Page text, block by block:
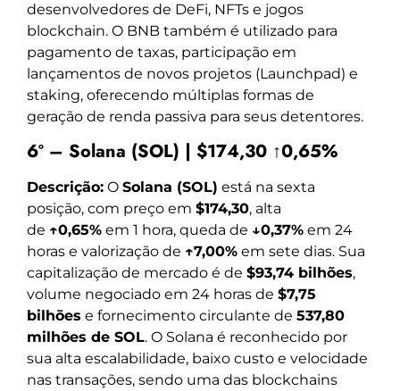
desenvolvedores de DeFi, NFTs e jogos
blockchain. O BNB também é utilizado para
pagamento de taxas, participação em
lançamentos de novos projetos (Launchpad) e
staking, oferecendo múltiplas formas de
geração de renda passiva para seus detentores.
6º – Solana (SOL) | $174,30 ↑0,65%
Descrição: O Solana (SOL) está na sexta
posição, com preço em $174,30, alta
de ↑0,65% em 1 hora, queda de ↓0,37% em 24
horas e valorização de ↑7,00% em sete dias. Sua
capitalização de mercado é de $93,74 bilhões,
volume negociado em 24 horas de $7,75
bilhões e fornecimento circulante de 537,80
milhões de SOL. O Solana é reconhecido por
sua alta escalabilidade, baixo custo e velocidade
nas transações, sendo uma das blockchains